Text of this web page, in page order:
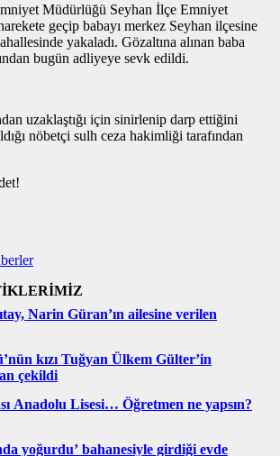
Müdürlüğü Seyhan İlçe Emniyet
geçip babayı merkez Seyhan ilçesine
yakaladı. Gözaltına alınan baba
bugün adliyeye sevk edildi.
uzaklaştığı için sinirlenip darp ettiğini
nöbetçi sulh ceza hakimliği tarafından
Narin Güran’ın ailesine verilen
kızı Tuğyan Ülkem Gülter’in
çekildi
Anadolu Lisesi… Öğretmen ne yapsın?
yoğurdu’ bahanesiyle girdiği evde